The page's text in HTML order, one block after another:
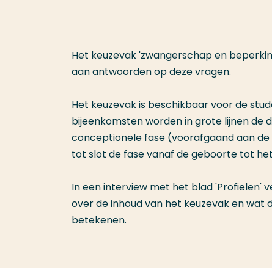
Het keuzevak 'zwangerschap en
aan antwoorden op deze vragen.
Het keuzevak is beschikbaar voor de
bijeenkomsten worden in grote lijnen de
conceptionele fase (voorafgaand aan
tot slot de fase vanaf de geboorte tot het
In een interview met het blad 'Profielen'
over de inhoud van het keuzevak en
betekenen.